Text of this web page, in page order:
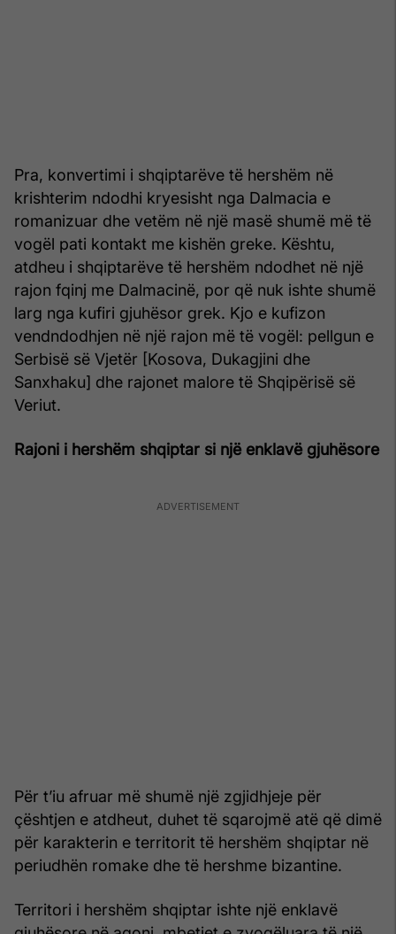
Pra, konvertimi i shqiptarëve të hershëm në
krishterim ndodhi kryesisht nga Dalmacia e
romanizuar dhe vetëm në një masë shumë më të
vogël pati kontakt me kishën greke. Kështu,
atdheu i shqiptarëve të hershëm ndodhet në një
rajon fqinj me Dalmacinë, por që nuk ishte shumë
larg nga kufiri gjuhësor grek. Kjo e kufizon
vendndodhjen në një rajon më të vogël: pellgun e
Serbisë së Vjetër [Kosova, Dukagjini dhe
Sanxhaku] dhe rajonet malore të Shqipërisë së
Veriut.
Rajoni i hershëm shqiptar si një enklavë gjuhësore
Për t’iu afruar më shumë një zgjidhjeje për
çështjen e atdheut, duhet të sqarojmë atë që dimë
për karakterin e territorit të hershëm shqiptar në
periudhën romake dhe të hershme bizantine.
Territori i hershëm shqiptar ishte një enklavë